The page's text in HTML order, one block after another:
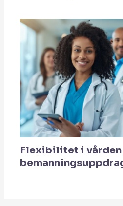
Flexibilitet i